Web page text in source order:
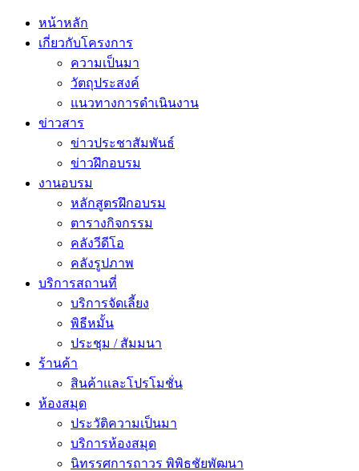
หน้าหลัก
เกี่ยวกับโครงการ
ความเป็นมา
วัตถุประสงค์
แนวทางการดำเนินงาน
ข่าวสาร
ข่าวประชาสัมพันธ์
ข่าวฝึกอบรม
งานอบรม
หลักสูตรฝึกอบรม
ตารางกิจกรรม
คลังวีดีโอ
คลังรูปภาพ
บริการสถานที่
บริการจัดเลี้ยง
พิธีหมั้น
ประชุม / สัมมนา
ร้านค้า
สินค้าและโปรโมชั่น
ห้องสมุด
ประวัติความเป็นมา
บริการห้องสมุด
นิทรรศการถาวร พิพิธชัยพัฒนา